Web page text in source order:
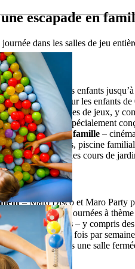
escapade en
dans les salles de jeu
Club pour les enfants
jeux innovante pour les enfants de
équipé de consoles de jeux, y
et intérieur spécialement
pour toute la famille –
– Plages de galets, piscine
les enfants avec des cours de
– Maro Disco et Maro Party
en famille, journées à
pour les enfants – y compris
de films une fois par
– projetés dans une salle